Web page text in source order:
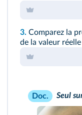
3. Comparez la
de la valeur
Doc. Seul